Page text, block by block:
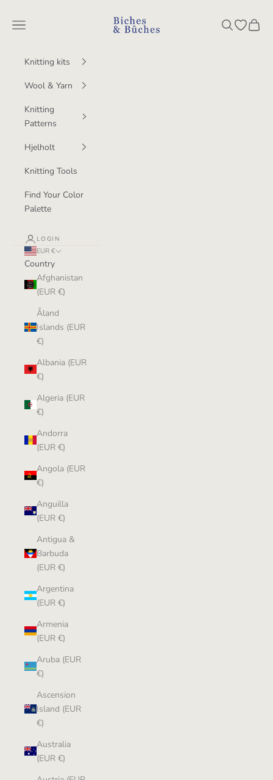
BichesetBuches
Navigation menu SearchOpen
Cart
Knitting kits
Wool & Yarn
Knitting
Patterns
Hjelholt
Knitting Tools
Find Your Color
Palette
LOGIN
EUR €
Country
Afghanistan
(EUR €)
Åland
Islands (EUR
€)
Albania (EUR
€)
Algeria (EUR
€)
Andorra
(EUR €)
Angola (EUR
€)
Anguilla
(EUR €)
Antigua &
Barbuda
(EUR €)
Argentina
(EUR €)
Armenia
(EUR €)
Aruba (EUR
€)
Ascension
Island (EUR
€)
Australia
(EUR €)